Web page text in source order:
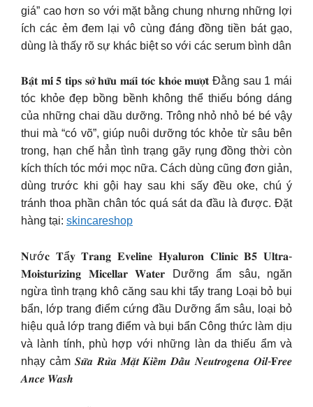
giá” cao hơn so với mặt bằng chung nhưng những lợi
ích các ẻm đem lại vô cùng đáng đồng tiền bát gạo,
dùng là thấy rõ sự khác biệt so với các serum bình dân
𝐁𝐚̣̂𝐭 𝐦𝐢́ 𝟓 𝐭𝐢𝐩𝐬 𝐬𝐨̛̉ 𝐡𝐮̛̃𝐮 𝐦𝐚́𝐢 𝐭𝐨́𝐜 𝐤𝐡𝐨̉𝐞 𝐦𝐮̛𝐨̛̣𝐭 Đằng sau 1 mái
tóc khỏe đẹp bồng bềnh không thể thiếu bóng dáng
của những chai dầu dưỡng. Trông nhỏ nhỏ bé bé vậy
thui mà “có võ”, giúp nuôi dưỡng tóc khỏe từ sâu bên
trong, hạn chế hẳn tình trạng gãy rụng đồng thời còn
kích thích tóc mới mọc nữa. Cách dùng cũng đơn giản,
dùng trước khi gội hay sau khi sấy đều oke, chú ý
tránh thoa phần chân tóc quá sát da đầu là được. Đặt
hàng tại: skincareshop
𝐍ướ𝐜 𝐓ẩ𝐲 𝐓𝐫𝐚𝐧𝐠 𝐄𝐯𝐞𝐥𝐢𝐧𝐞 𝐇𝐲𝐚𝐥𝐮𝐫𝐨𝐧 𝐂𝐥𝐢𝐧𝐢𝐜 𝐁𝟓 𝐔𝐥𝐭𝐫𝐚-
𝐌𝐨𝐢𝐬𝐭𝐮𝐫𝐢𝐳𝐢𝐧𝐠 𝐌𝐢𝐜𝐞𝐥𝐥𝐚𝐫 𝐖𝐚𝐭𝐞𝐫 Dưỡng ẩm sâu, ngăn
ngừa tình trạng khô căng sau khi tẩy trang Loại bỏ bụi
bẩn, lớp trang điểm cứng đầu Dưỡng ẩm sâu, loại bỏ
hiệu quả lớp trang điểm và bụi bẩn Công thức làm dịu
và lành tính, phù hợp với những làn da thiếu ẩm và
nhạy cảm 𝑺𝒖̛̃𝒂 𝑹𝒖̛̉𝒂 𝑴𝒂̣̆𝒕 𝑲𝒊𝒆̂̀𝒎 𝑫𝒂̂̀𝒖 𝑵𝒆𝒖𝒕𝒓𝒐𝒈𝒆𝒏𝒂 𝑶𝒊𝒍-𝐅𝒓𝒆𝒆
𝑨𝒏𝒄𝒆 𝑾𝒂𝒔𝒉